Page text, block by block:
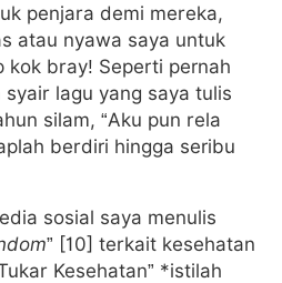
penjara demi mereka,
atau nyawa saya untuk
kok bray! Seperti pernah
lagu yang saya tulis
silam, “Aku pun rela
berdiri hingga seribu
sosial saya menulis
” [10] terkait kesehatan
Kesehatan” *istilah